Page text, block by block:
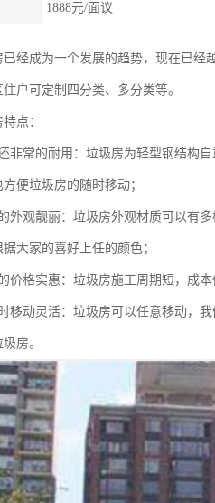
1888元/面议
已经成为一个发展的趋势，现在已经
户可定制四分类、多分类等。
点：
非常的耐用：垃圾房为轻型钢结构
便垃圾房的随时移动；
外观靓丽：垃圾房外观材质可以有
大家的喜好上任的颜色；
价格实惠：垃圾房施工周期短，成
移动灵活：垃圾房可以任意移动，
房。